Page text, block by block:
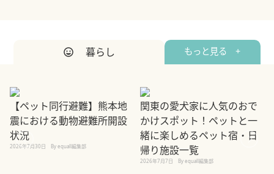
暮らし もっと見る +
【ペット同行避難】熊本地
震における動物避難所開設
状況
2026年7月30日 By equall編集部
関東の愛犬家に人気のおで
かけスポット！ペットと一
緒に楽しめるペット宿・日
帰り施設一覧
2026年7月7日 By equall編集部